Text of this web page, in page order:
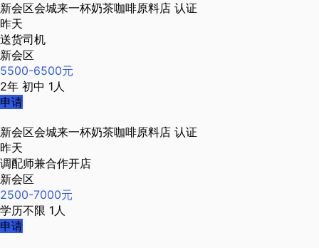
新会区会城来一杯奶茶咖啡原料店 认证
昨天
送货司机
新会区
5500-6500元
2年 初中 1人
申请
新会区会城来一杯奶茶咖啡原料店 认证
昨天
调配师兼合作开店
新会区
2500-7000元
学历不限 1人
申请